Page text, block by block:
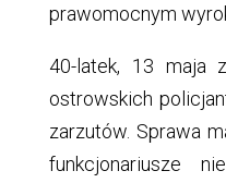
prawomocnym
40-latek, 13 maja
ostrowskich
zarzutów. Sprawa
funkcjonariusze